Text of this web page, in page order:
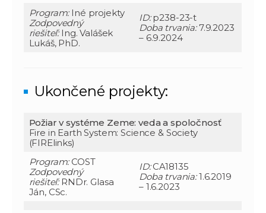
Program:Iné projekty
Zodpovedný
riešiteľ:Ing. Valášek
Lukáš, PhD.
ID:p238-23-t
Doba trvania:7.9.2023
– 6.9.2024
Ukončené projekty:
Požiar v systéme Zeme: veda a spoločnosť
Fire in Earth System: Science & Society
(FIRElinks)
Program:COST
Zodpovedný
riešiteľ:RNDr. Glasa
Ján, CSc.
ID:CA18135
Doba trvania:1.6.2019
– 1.6.2023